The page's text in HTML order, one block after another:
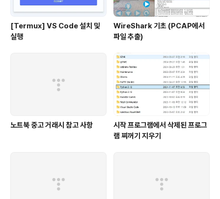
[Termux] VS Code 설치 및
실행
WireShark 기초 (PCAP에서
파일 추출)
노트북 중고 거래시 참고 사항
시작 프로그램에서 삭제된 프로그
램 찌꺼기 지우기